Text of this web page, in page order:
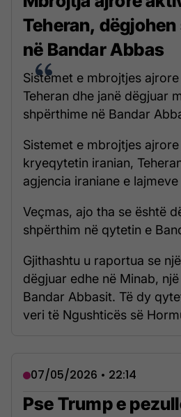
Teheran,
në Bandar Abbas
Sistemet e mbrojtjes
Teheran dhe janë dëgjuar
shpërthime në Bandar
Sistemet e mbrojtjes
kryeqytetin iranian,
agjencia iraniane e lajmeve
Veçmas, ajo tha se është
shpërthim në qytetin e
Gjithashtu u raportua se
dëgjuar edhe në Minab,
Bandar Abbasit. Të dy
veri të Ngushticës së
07/05/2026 • 22:14
Pse Trump e